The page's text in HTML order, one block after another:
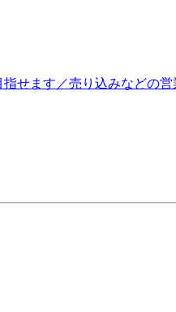
せます／売り込みなどの